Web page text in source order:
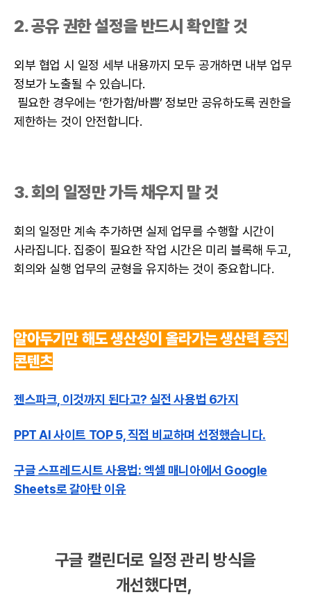
2. 공유 권한 설정을 반드시 확인할 것
외부 협업 시 일정 세부 내용까지 모두 공개하면 내부 업무
정보가 노출될 수 있습니다.
필요한 경우에는 ‘한가함/바쁨’ 정보만 공유하도록 권한을
제한하는 것이 안전합니다.
3. 회의 일정만 가득 채우지 말 것
회의 일정만 계속 추가하면 실제 업무를 수행할 시간이
사라집니다. 집중이 필요한 작업 시간은 미리 블록해 두고,
회의와 실행 업무의 균형을 유지하는 것이 중요합니다.
알아두기만 해도 생산성이 올라가는 생산력 증진
콘텐츠
젠스파크, 이것까지 된다고? 실전 사용법 6가지
PPT AI 사이트 TOP 5, 직접 비교하며 선정했습니다.
구글 스프레드시트 사용법: 엑셀 매니아에서 Google
Sheets로 갈아탄 이유
구글 캘린더로 일정 관리 방식을
개선했다면,